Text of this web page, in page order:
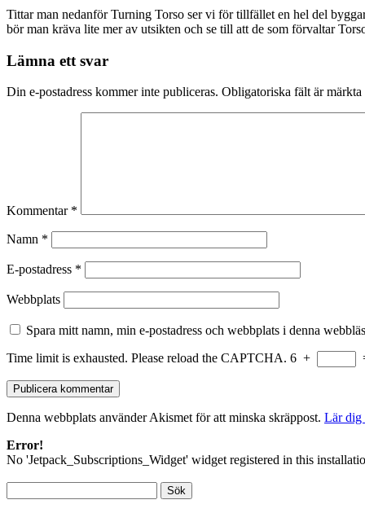
Tittar man nedanför Turning Torso ser vi för tillfället en hel del
bör man kräva lite mer av utsikten och se till att de som förvaltar
Lämna ett svar
Din e-postadress kommer inte publiceras. Obligatoriska fält är märkta
Kommentar *
Namn *
E-postadress *
Webbplats
Spara mitt namn, min e-postadress och webbplats i denna
Time limit is exhausted. Please reload the CAPTCHA. 6 +
Denna webbplats använder Akismet för att minska skräppost. Lär dig
Error!
No 'Jetpack_Subscriptions_Widget' widget registered in this
efter: